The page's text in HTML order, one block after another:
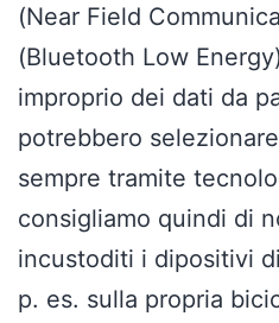
(Near Field
(Bluetooth Low
improprio dei dati da
potrebbero selezionare
sempre tramite
consigliamo quindi di
incustoditi i dipositivi
p. es. sulla propria